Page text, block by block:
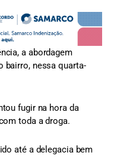
a abordagem
bairro, nessa quarta-
fugir na hora da
toda a droga.
até a delegacia bem